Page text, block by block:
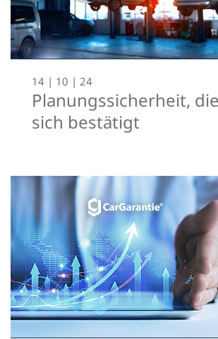
14 | 10 | 24
Planungssicherheit, die
sich bestätigt